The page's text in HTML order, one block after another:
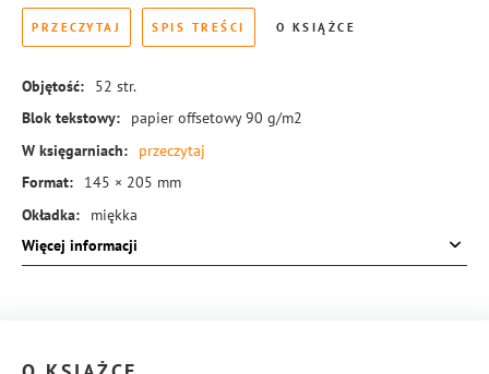
PRZECZYTAJ SPIS TREŚCI O KSIĄŻCE
Objętość: 52 str.
Blok tekstowy:
papier offsetowy 90 g/m2
W księgarniach:
przeczytaj
Format:
145 × 205 mm
Okładka:
miękka
Rodzaj oprawy: blok klejony
Więcej informacji